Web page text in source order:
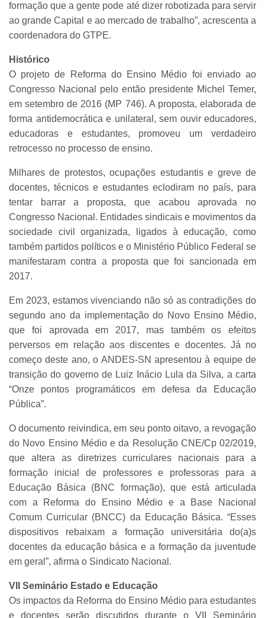
formação que a gente pode até dizer robotizada para servir
ao grande Capital e ao mercado de trabalho”, acrescenta a
coordenadora do GTPE.
Histórico
O projeto de Reforma do Ensino Médio foi enviado ao
Congresso Nacional pelo então presidente Michel Temer,
em setembro de 2016 (MP 746). A proposta, elaborada de
forma antidemocrática e unilateral, sem ouvir educadores,
educadoras e estudantes, promoveu um verdadeiro
retrocesso no processo de ensino.
Milhares de protestos, ocupações estudantis e greve de
docentes, técnicos e estudantes eclodiram no país, para
tentar barrar a proposta, que acabou aprovada no
Congresso Nacional. Entidades sindicais e movimentos da
sociedade civil organizada, ligados à educação, como
também partidos políticos e o Ministério Público Federal se
manifestaram contra a proposta que foi sancionada em
2017.
Em 2023, estamos vivenciando não só as contradições do
segundo ano da implementação do Novo Ensino Médio,
que foi aprovada em 2017, mas também os efeitos
perversos em relação aos discentes e docentes. Já no
começo deste ano, o ANDES-SN apresentou à equipe de
transição do governo de Luiz Inácio Lula da Silva, a carta
“Onze pontos programáticos em defesa da Educação
Pública”.
O documento reivindica, em seu ponto oitavo, a revogação
do Novo Ensino Médio e da Resolução CNE/Cp 02/2019,
que altera as diretrizes curriculares nacionais para a
formação inicial de professores e professoras para a
Educação Básica (BNC formação), que está articulada
com a Reforma do Ensino Médio e a Base Nacional
Comum Curricular (BNCC) da Educação Básica. “Esses
dispositivos rebaixam a formação universitária do(a)s
docentes da educação básica e a formação da juventude
em geral”, afirma o Sindicato Nacional.
VII Seminário Estado e Educação
Os impactos da Reforma do Ensino Médio para estudantes
e docentes serão discutidos durante o VII Seminário